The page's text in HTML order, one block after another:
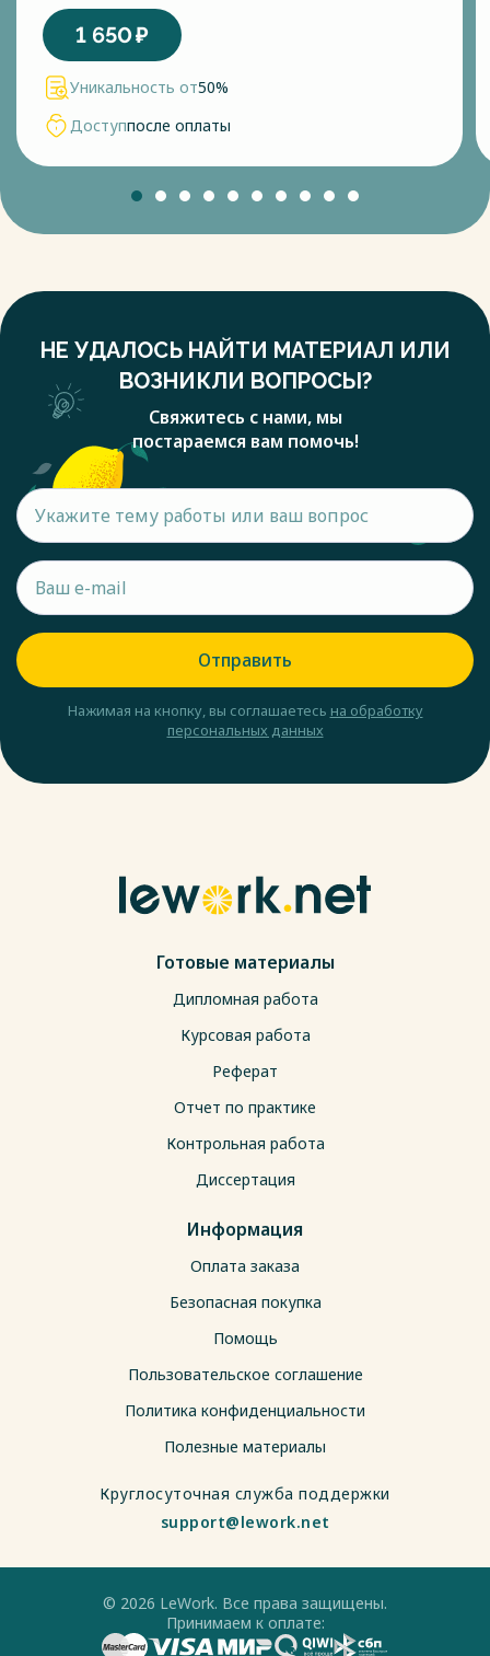
1 650₽
Уникальность от50%
Доступпосле оплаты
НЕ УДАЛОСЬ НАЙТИ МАТЕРИАЛ ИЛИ
ВОЗНИКЛИ ВОПРОСЫ?
Свяжитесь с нами, мы
постараемся вам помочь!
Отправить
Нажимая на кнопку, вы соглашаетесь на обработку
персональных данных
Готовые материалы
Дипломная работа
Курсовая работа
Реферат
Отчет по практике
Контрольная работа
Диссертация
Информация
Оплата заказа
Безопасная покупка
Помощь
Пользовательское соглашение
Политика конфиденциальности
Полезные материалы
Круглосуточная служба поддержки
support@lework.net
© 2026 LeWork. Все права защищены.
Принимаем к оплате: